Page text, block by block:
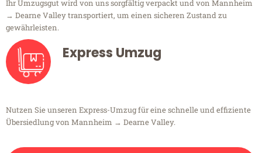
Ihr Umzugsgut wird von uns sorgfältig verpackt und von Mannheim
→ Dearne Valley transportiert, um einen sicheren Zustand zu
gewährleisten.
Express Umzug
Nutzen Sie unseren Express-Umzug für eine schnelle und effiziente
Übersiedlung von Mannheim → Dearne Valley.